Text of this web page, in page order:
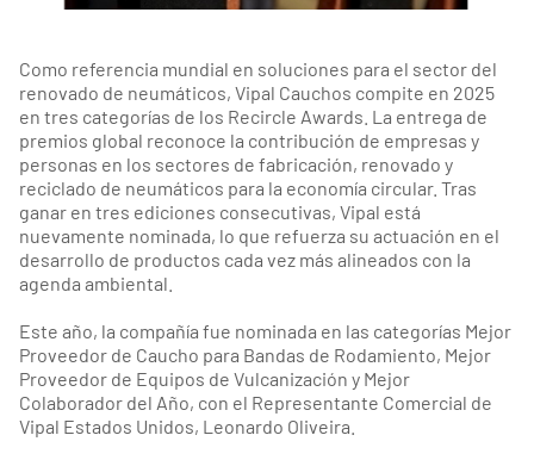
Como referencia mundial en soluciones para el sector del
renovado de neumáticos, Vipal Cauchos compite en 2025
en tres categorías de los Recircle Awards. La entrega de
premios global reconoce la contribución de empresas y
personas en los sectores de fabricación, renovado y
reciclado de neumáticos para la economía circular. Tras
ganar en tres ediciones consecutivas, Vipal está
nuevamente nominada, lo que refuerza su actuación en el
desarrollo de productos cada vez más alineados con la
agenda ambiental.
Este año, la compañía fue nominada en las categorías Mejor
Proveedor de Caucho para Bandas de Rodamiento, Mejor
Proveedor de Equipos de Vulcanización y Mejor
Colaborador del Año, con el Representante Comercial de
Vipal Estados Unidos, Leonardo Oliveira.